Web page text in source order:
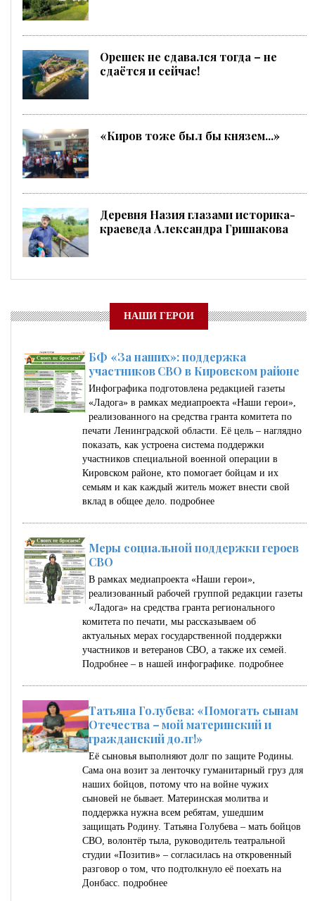
Орешек не сдавался тогда – не
сдаётся и сейчас!
«Киров тоже был бы князем...»
Деревня Назия глазами историка-
краеведа Александра Гришакова
НАШИ ГЕРОИ
БФ «За наших»: поддержка
участников СВО в Кировском районе
Инфографика подготовлена редакцией газеты
«Ладога» в рамках медиапроекта «Наши герои»,
реализованного на средства гранта комитета по
печати Ленинградской области. Её цель – наглядно
показать, как устроена система поддержки
участников специальной военной операции в
Кировском районе, кто помогает бойцам и их
семьям и как каждый житель может внести свой
вклад в общее дело. подробнее
Меры социальной поддержки героев
СВО
В рамках медиапроекта «Наши герои»,
реализованный рабочей группой редакции газеты
«Ладога» на средства гранта регионального
комитета по печати, мы рассказываем об
актуальных мерах государственной поддержки
участников и ветеранов СВО, а также их семей.
Подробнее – в нашей инфографике. подробнее
Татьяна Голубева: «Помогать сынам
Отечества – мой материнский и
гражданский долг!»
Её сыновья выполняют долг по защите Родины.
Сама она возит за ленточку гуманитарный груз для
наших бойцов, потому что на войне чужих
сыновей не бывает. Материнская молитва и
поддержка нужна всем ребятам, ушедшим
защищать Родину. Татьяна Голубева – мать бойцов
СВО, волонтёр тыла, руководитель театральной
студии «Позитив» – согласилась на откровенный
разговор о том, что подтолкнуло её поехать на
Донбасс. подробнее